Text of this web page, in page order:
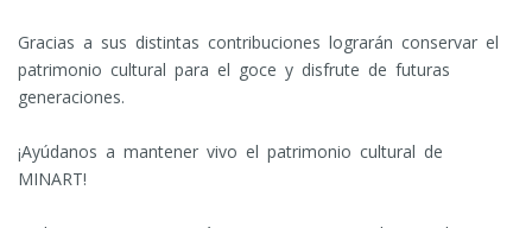
Gracias a sus distintas contribuciones lograrán conservar el
patrimonio cultural para el goce y disfrute de futuras
generaciones.
¡Ayúdanos a mantener vivo el patrimonio cultural de
MINART!